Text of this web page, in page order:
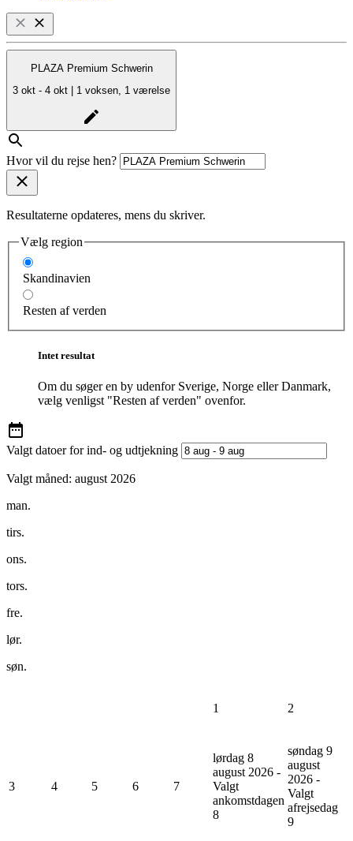
PLAZA Premium Schwerin
3 okt - 4 okt | 1 voksen, 1 værelse
Hvor vil du rejse hen?
Resultaterne opdateres, mens du skriver.
Vælg region
Skandinavien
Resten af verden
Intet resultat
Om du søger en by udenfor Sverige, Norge eller Danmark,
vælg venligst "Resten af verden" ovenfor.
Valgt datoer for ind- og udtjekning
Valgt måned: august 2026
man.
tirs.
ons.
tors.
fre.
lør.
søn.
1 2
3 4 5 6 7
lørdag 8
august 2026 -
Valgt
ankomstdagen
8
søndag 9
august
2026 -
Valgt
afrejsedag
9